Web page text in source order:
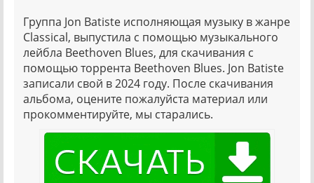
Группа Jon Batiste исполняющая музыку в жанре
Classical, выпустила с помощью музыкального
лейбла Beethoven Blues, для скачивания с
помощью торрента Beethoven Blues. Jon Batiste
записали свой в 2024 году. После скачивания
альбома, оцените пожалуйста материал или
прокомментируйте, мы старались.